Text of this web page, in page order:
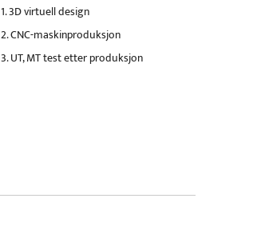
1. 3D virtuell design
2. CNC-maskinproduksjon
3. UT, MT test etter produksjon